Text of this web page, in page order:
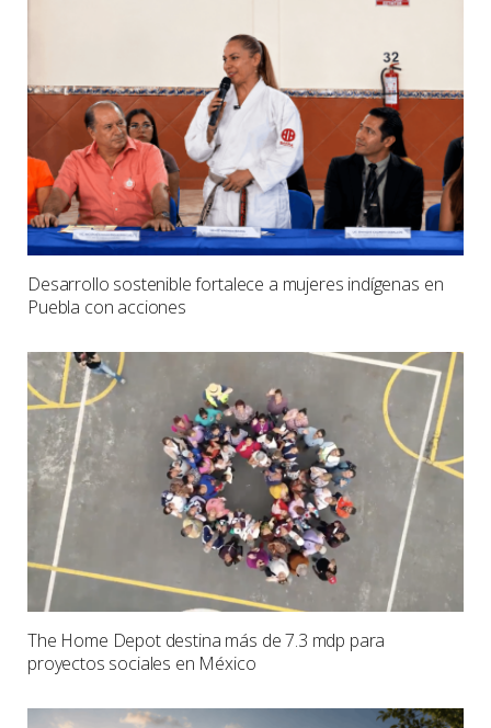
Desarrollo sostenible fortalece a mujeres indígenas en
Puebla con acciones
The Home Depot destina más de 7.3 mdp para
proyectos sociales en México